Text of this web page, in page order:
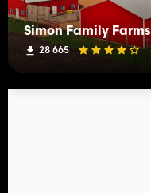
Simon Family Farms
28 665